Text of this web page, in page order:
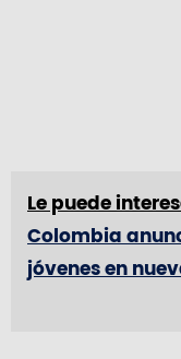
Le puede
Colombia
jóvenes en